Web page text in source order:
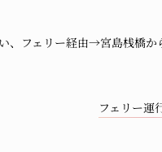
、フェリー経由→宮島桟橋か
フェリー運